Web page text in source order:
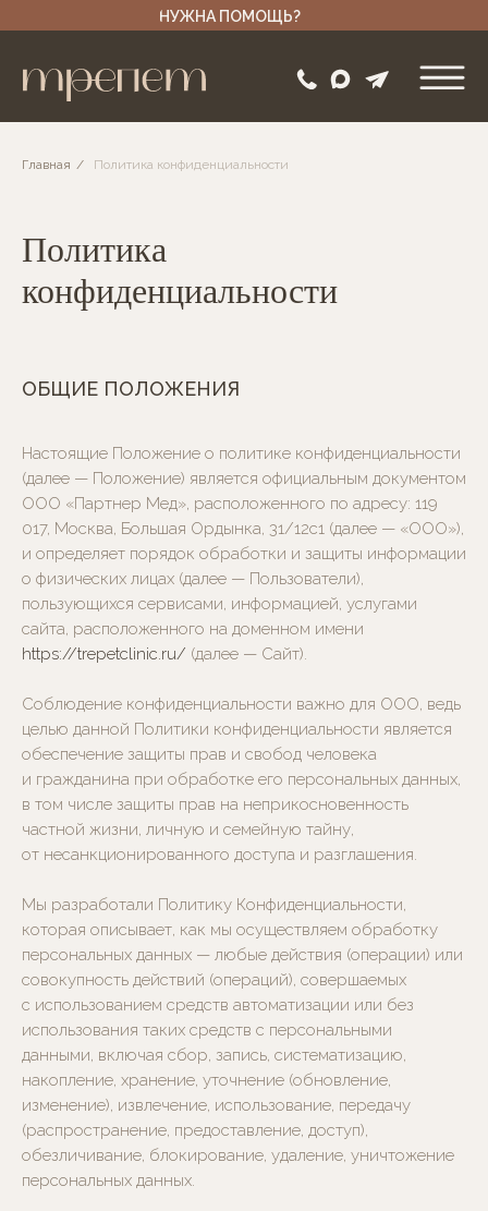
НУЖНА ПОМОЩЬ?
Главная / Политика конфиденциальности
Политика
конфиденциальности
ОБЩИЕ ПОЛОЖЕНИЯ
Настоящие Положение о политике конфиденциальности
(далее — Положение) является официальным документом
ООО «Партнер Мед», расположенного по адресу: 119
017, Москва, Большая Ордынка, 31/12с1 (далее — «ООО»),
и определяет порядок обработки и защиты информации
о физических лицах (далее — Пользователи),
пользующихся сервисами, информацией, услугами
сайта, расположенного на доменном имени
https://trepetclinic.ru/ (далее — Сайт).
Соблюдение конфиденциальности важно для ООО, ведь
целью данной Политики конфиденциальности является
обеспечение защиты прав и свобод человека
и гражданина при обработке его персональных данных,
в том числе защиты прав на неприкосновенность
частной жизни, личную и семейную тайну,
от несанкционированного доступа и разглашения.
Мы разработали Политику Конфиденциальности,
которая описывает, как мы осуществляем обработку
персональных данных — любые действия (операции) или
совокупность действий (операций), совершаемых
с использованием средств автоматизации или без
использования таких средств с персональными
данными, включая сбор, запись, систематизацию,
накопление, хранение, уточнение (обновление,
изменение), извлечение, использование, передачу
(распространение, предоставление, доступ),
обезличивание, блокирование, удаление, уничтожение
персональных данных.